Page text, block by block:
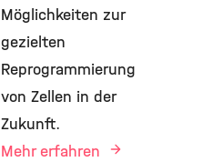
Möglichkeiten zur
gezielten
Reprogrammierung
von Zellen in der
Zukunft.
Mehr erfahren